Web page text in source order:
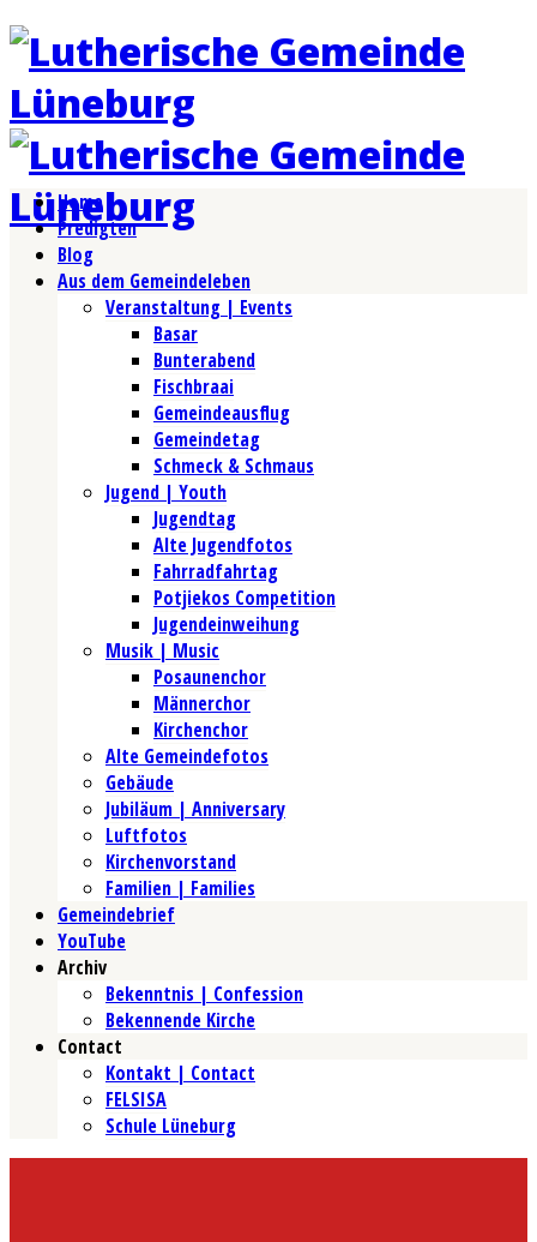
Home
Predigten
Blog
Aus dem Gemeindeleben
Veranstaltung | Events
Basar
Bunterabend
Fischbraai
Gemeindeausflug
Gemeindetag
Schmeck & Schmaus
Jugend | Youth
Jugendtag
Alte Jugendfotos
Fahrradfahrtag
Potjiekos Competition
Jugendeinweihung
Musik | Music
Posaunenchor
Männerchor
Kirchenchor
Alte Gemeindefotos
Gebäude
Jubiläum | Anniversary
Luftfotos
Kirchenvorstand
Familien | Families
Gemeindebrief
YouTube
Archiv
Bekenntnis | Confession
Bekennende Kirche
Contact
Kontakt | Contact
FELSISA
Schule Lüneburg